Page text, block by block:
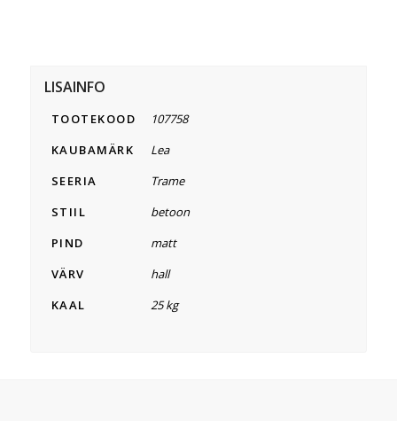
LISAINFO
TOOTEKOOD
107758
KAUBAMÄRK
Lea
SEERIA
Trame
STIIL
betoon
PIND
matt
VÄRV
hall
KAAL
25 kg